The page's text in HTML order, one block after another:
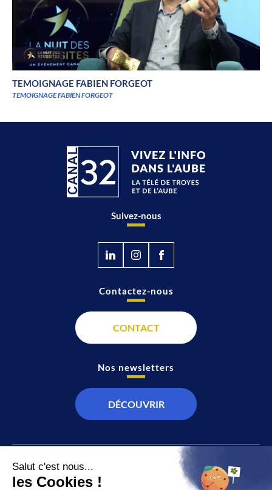
TEMOIGNAGE FABIEN FORGEOT
TEMOIGNAGE FABIEN FORGEOT
Suivez-nous
JT
Contactez-nous
CONTACT
Nos newsletters
DÉCOUVRIR